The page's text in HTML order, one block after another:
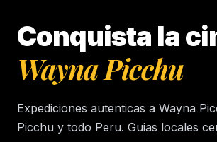
Conquista la
Wayna Picchu
Expediciones autenticas a Wayna
Picchu y todo Peru. Guias locales